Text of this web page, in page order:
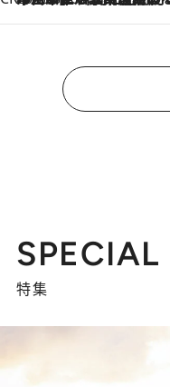
SPECIAL
特集